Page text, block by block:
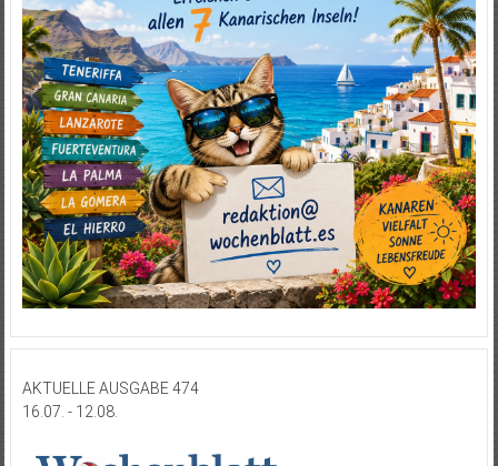
AKTUELLE AUSGABE 474
16.07. - 12.08.